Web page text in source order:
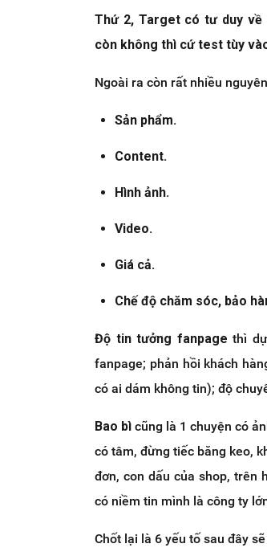
Thứ 2, Target có tư duy về
còn không thì cứ test tùy
Ngoài ra còn rất nhiều
Sản phẩm.
Content.
Hình ảnh.
Video.
Giá cả.
Chế độ chăm sóc, bảo
Độ tin tưởng fanpage thì
fanpage; phản hồi khách
có ai dám không tin); độ
Bao bì cũng là 1 chuyện có
có tâm, đừng tiếc băng keo,
đơn, con dấu của shop, trên
có niềm tin mình là công ty
Chốt lại là 6 yếu tố sau đây